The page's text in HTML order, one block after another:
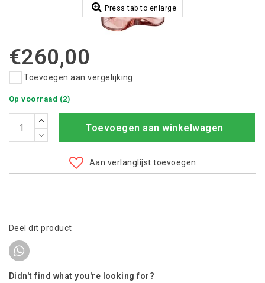
Press tab to enlarge
€260,00
Toevoegen aan vergelijking
Op voorraad (2)
Toevoegen aan winkelwagen
Aan verlanglijst toevoegen
Deel dit product
Didn't find what you're looking for?